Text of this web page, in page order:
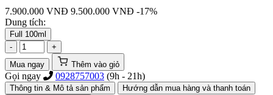
7.900.000 VNĐ 9.500.000 VNĐ -17%
Dung tích:
Full 100ml
-
+
Mua ngay
Thêm vào giỏ
Gọi ngay 0928757003 (9h - 21h)
Thông tin & Mô tả sản phẩm
Hướng dẫn mua hàng và thanh toán